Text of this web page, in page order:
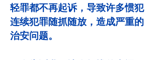
轻罪都不再起诉，导致许多惯犯
连续犯罪随抓随放，造成严重的
治安问题。